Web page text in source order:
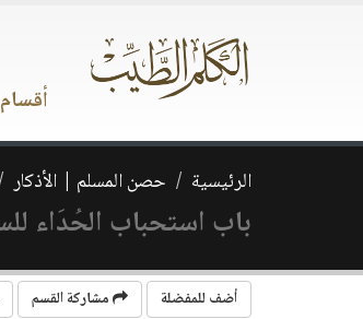
الرئيسية حصن المسلم | الأذكار
باب استحباب الحُدَاء
أضف للمفضلة مشاركة القسم